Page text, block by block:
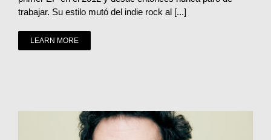
trabajar. Su estilo mutó del indie rock al [...]
LEARN MORE